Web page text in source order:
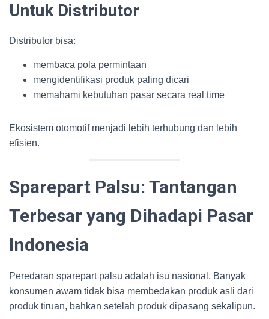
Untuk Distributor
Distributor bisa:
membaca pola permintaan
mengidentifikasi produk paling dicari
memahami kebutuhan pasar secara real time
Ekosistem otomotif menjadi lebih terhubung dan lebih
efisien.
Sparepart Palsu: Tantangan
Terbesar yang Dihadapi Pasar
Indonesia
Peredaran sparepart palsu adalah isu nasional. Banyak
konsumen awam tidak bisa membedakan produk asli dari
produk tiruan, bahkan setelah produk dipasang sekalipun.